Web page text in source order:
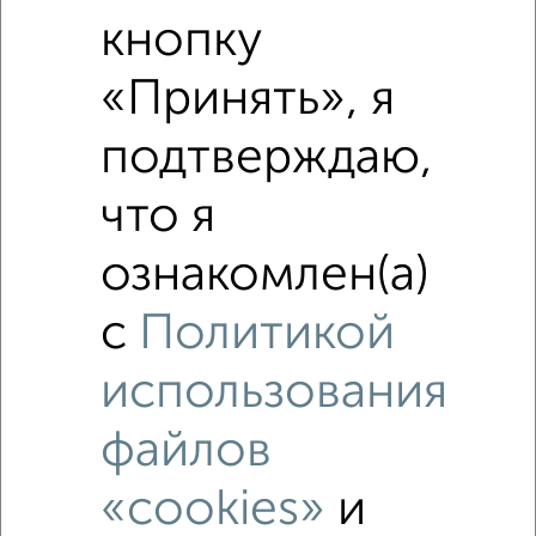
Похожие предложения рядом
2‑комнатные квартиры недалеко от
кнопку
«Принять», я
подтверждаю,
что я
ознакомлен(а)
с Политикой
использования
файлов
«cookies» и